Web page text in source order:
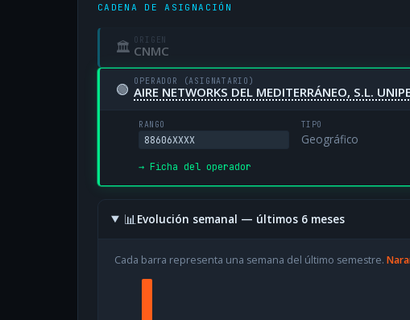
CADENA DE ASIGNACIÓN
🏛 ORIGEN
CNMC
🟢 OPERADOR (ASIGNATARIO)
AIRE NETWORKS DEL MEDITERRÁNEO, S.L.
RANGO
88606XXXX
TIPO
Geográfico
→ Ficha del operador
📊Evolución semanal — últimos 6 meses
Cada barra representa una semana del último semestre.